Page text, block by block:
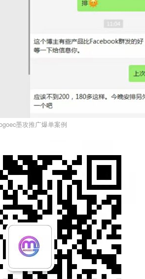
墨攻推广爆单案例